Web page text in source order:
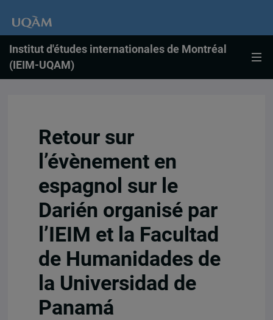
Institut d'études internationales de Montréal
(IEIM-UQAM)
Retour sur
l’évènement en
espagnol sur le
Darién organisé par
l’IEIM et la Facultad
de Humanidades de
la Universidad de
Panamá